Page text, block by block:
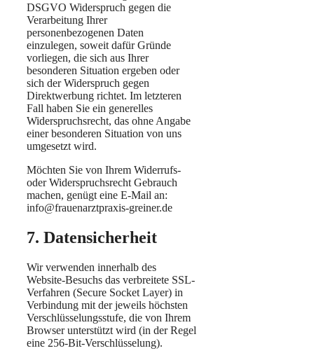
DSGVO Widerspruch gegen die
Verarbeitung Ihrer
personenbezogenen Daten
einzulegen, soweit dafür Gründe
vorliegen, die sich aus Ihrer
besonderen Situation ergeben oder
sich der Widerspruch gegen
Direktwerbung richtet. Im letzteren
Fall haben Sie ein generelles
Widerspruchsrecht, das ohne Angabe
einer besonderen Situation von uns
umgesetzt wird.
Möchten Sie von Ihrem Widerrufs-
oder Widerspruchsrecht Gebrauch
machen, genügt eine E-Mail an:
info@frauenarztpraxis-greiner.de
7. Datensicherheit
Wir verwenden innerhalb des
Website-Besuchs das verbreitete SSL-
Verfahren (Secure Socket Layer) in
Verbindung mit der jeweils höchsten
Verschlüsselungsstufe, die von Ihrem
Browser unterstützt wird (in der Regel
eine 256-Bit-Verschlüsselung).